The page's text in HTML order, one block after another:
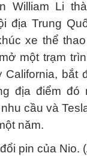
William Li
địa Trung
xe thể
một trạm
California, bắt
địa điểm đó
cầu và
năm.